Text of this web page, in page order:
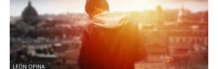
LEÓN OPINA